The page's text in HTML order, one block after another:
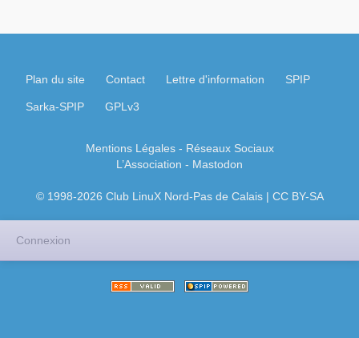
Plan du site Contact Lettre d'information SPIP
Sarka-SPIP GPLv3
Mentions Légales- Réseaux Sociaux
L’Association - Mastodon
© 1998-2026 Club LinuX Nord-Pas de Calais | CC BY-SA
Connexion